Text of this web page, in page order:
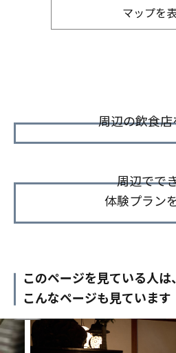
マップを
周辺の飲食
周辺でで
体験プラン
このページを見ている人は、
こんなページも見ています